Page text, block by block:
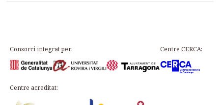
Consorci integrat per: Centre CERCA:
Centre acreditat: